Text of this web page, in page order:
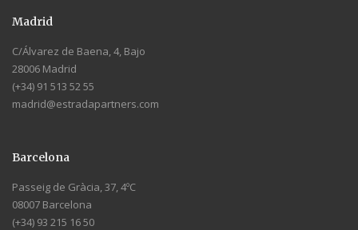
Madrid
C/Álvarez de Baena, 4, Bajo
28006 Madrid
(+34) 91 513 52 55
madrid@estradapartners.com
Barcelona
Passeig de Gràcia, 37, 4ºC
08007 Barcelona
(+34) 93 215 16 50